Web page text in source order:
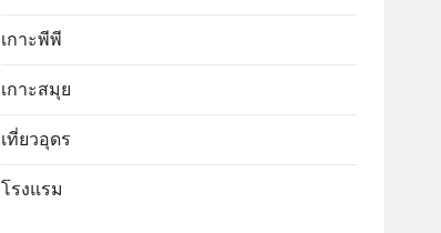
เกาะพีพี
เกาะสมุย
เที่ยวอุดร
โรงแรม